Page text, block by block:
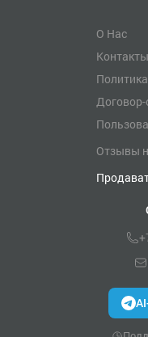
О Нас
Контакты
Договор-
Отзывы